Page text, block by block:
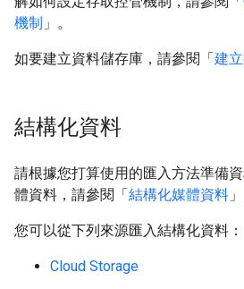
機制 」。
如要建立資料儲存庫，請參閱「建
結構化資料
請根據您打算使用的匯入方法準備
體資料，請參閱「結構化媒體資料 」
您可以從下列來源匯入結構化資料：
Cloud Storage